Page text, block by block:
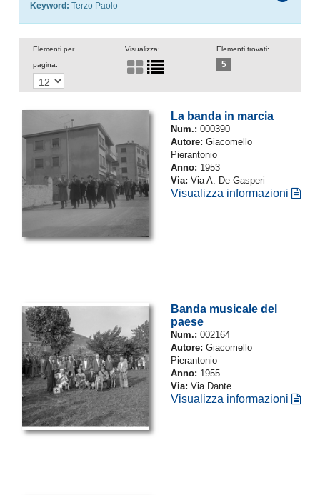
Keyword:Terzo Paolo
Elementi per
pagina:
Visualizza: Elementi trovati:
5
La banda in marcia
Num.: 000390
Autore: Giacomello
Pierantonio
Anno: 1953
Via: Via A. De Gasperi
Visualizza informazioni
Banda musicale del
paese
Num.: 002164
Autore: Giacomello
Pierantonio
Anno: 1955
Via: Via Dante
Visualizza informazioni